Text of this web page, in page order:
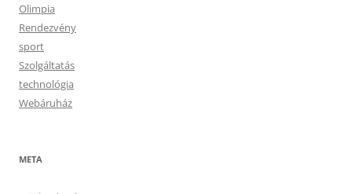
Olimpia
Rendezvény
sport
Szolgáltatás
technológia
Webáruház
META